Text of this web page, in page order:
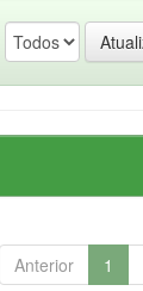
Anterior 1